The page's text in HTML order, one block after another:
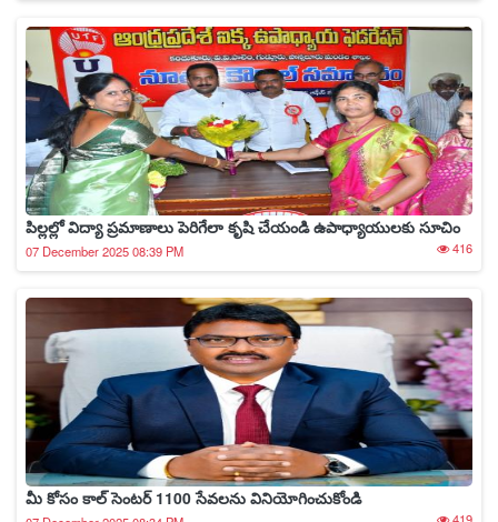
పిల్లల్లో విద్యా ప్రమాణాలు పెరిగేలా కృషి చేయండి ఉపాధ్యాయులకు సూచిం
07 December 2025 08:39 PM 416
మీ కోసం కాల్ సెంటర్ 1100 సేవలను వినియోగించుకోండి